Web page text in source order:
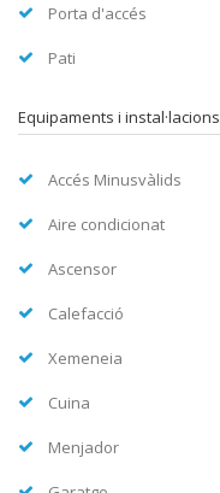
Porta d'accés
Pati
Equipaments i instal·lacions
Accés Minusvàlids
Aire condicionat
Ascensor
Calefacció
Xemeneia
Cuina
Menjador